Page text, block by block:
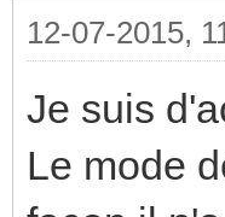
12-07-2015,
Je suis
Le mode